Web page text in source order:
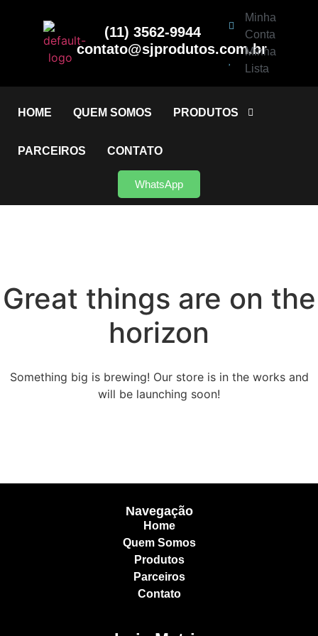
(11) 3562-9944
contato@sjprodutos.com.br
Minha
Conta
Minha
Lista
HOME QUEM SOMOS PRODUTOS
PARCEIROS CONTATO
WhatsApp
Great things are on the
horizon
Something big is brewing! Our store is in the works and
will be launching soon!
Navegação
Home
Quem Somos
Produtos
Parceiros
Contato